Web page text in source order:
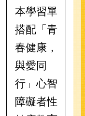
本學習單
搭配「青
春健康，
與愛同
行」心智
障礙者性